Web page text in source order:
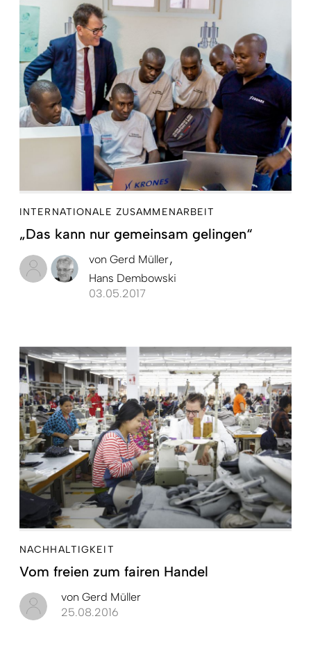
INTERNATIONALE ZUSAMMENARBEIT
„Das kann nur gemeinsam gelingen“
von Gerd Müller
Hans Dembowski
03.05.2017
NACHHALTIGKEIT
Vom freien zum fairen Handel
von Gerd Müller
25.08.2016